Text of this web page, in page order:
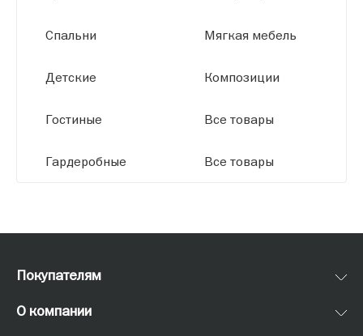
Спальни
Детские
Гостиные
Гардеробные
Мягкая мебель
Композиции
Все товары
Все товары
Покупателям
О компании